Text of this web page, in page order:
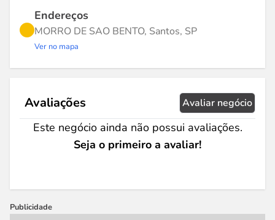
Endereços
MORRO DE SAO BENTO, Santos, SP
Ver no mapa
Avaliações Avaliar negócio
Este negócio ainda não possui avaliações.
Seja o primeiro a avaliar!
Publicidade